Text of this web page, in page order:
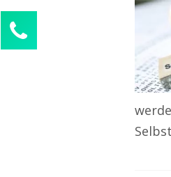
0211 946 285 72-63